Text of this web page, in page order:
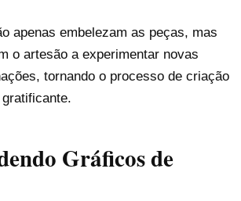
apenas embelezam as peças, mas
o artesão a experimentar novas
tornando o processo de criação
Gráficos de